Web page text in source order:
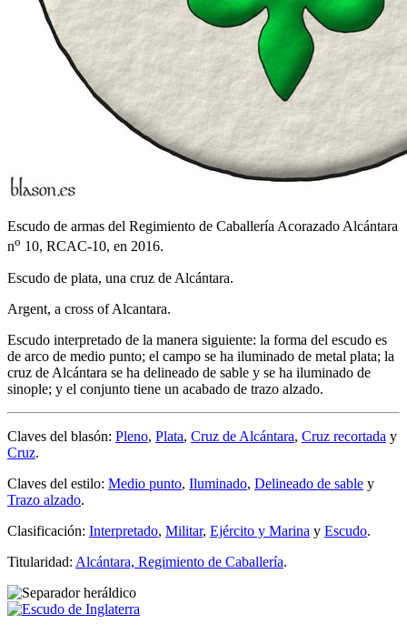
Escudo de armas del Regimiento de Caballería Acorazado Alcántara
no 10, RCAC-10, en 2016.
Escudo de plata, una cruz de Alcántara.
Argent, a cross of Alcantara.
Escudo interpretado de la manera siguiente: la forma del escudo es
de arco de medio punto; el campo se ha iluminado de metal plata; la
cruz de Alcántara se ha delineado de sable y se ha iluminado de
sinople; y el conjunto tiene un acabado de trazo alzado.
Claves del blasón: Pleno, Plata, Cruz de Alcántara, Cruz recortada y
Cruz.
Claves del estilo: Medio punto, Iluminado, Delineado de sable y
Trazo alzado.
Clasificación: Interpretado, Militar, Ejército y Marina y Escudo.
Titularidad: Alcántara, Regimiento de Caballería.